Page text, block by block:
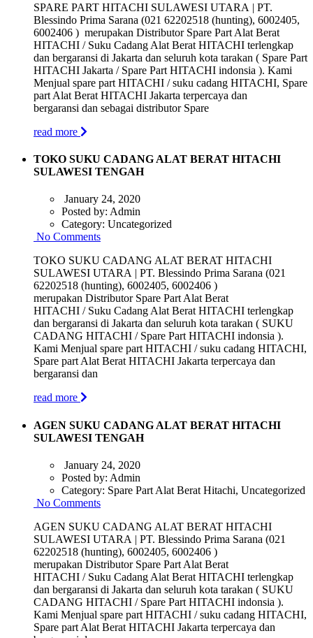
SPARE PART HITACHI SULAWESI UTARA | PT.
Blessindo Prima Sarana (021 62202518 (hunting), 6002405,
6002406 ) merupakan Distributor Spare Part Alat Berat
HITACHI / Suku Cadang Alat Berat HITACHI terlengkap
dan bergaransi di Jakarta dan seluruh kota tarakan ( Spare Part
HITACHI Jakarta / Spare Part HITACHI indonsia ). Kami
Menjual spare part HITACHI / suku cadang HITACHI, Spare
part Alat Berat HITACHI Jakarta terpercaya dan
bergaransi dan sebagai distributor Spare
read more
TOKO SUKU CADANG ALAT BERAT HITACHI
SULAWESI TENGAH
January 24, 2020
Posted by: Admin
Category: Uncategorized
No Comments
TOKO SUKU CADANG ALAT BERAT HITACHI
SULAWESI UTARA | PT. Blessindo Prima Sarana (021
62202518 (hunting), 6002405, 6002406 )
merupakan Distributor Spare Part Alat Berat
HITACHI / Suku Cadang Alat Berat HITACHI terlengkap
dan bergaransi di Jakarta dan seluruh kota tarakan ( SUKU
CADANG HITACHI / Spare Part HITACHI indonsia ).
Kami Menjual spare part HITACHI / suku cadang HITACHI,
Spare part Alat Berat HITACHI Jakarta terpercaya dan
bergaransi dan
read more
AGEN SUKU CADANG ALAT BERAT HITACHI
SULAWESI TENGAH
January 24, 2020
Posted by: Admin
Category: Spare Part Alat Berat Hitachi, Uncategorized
No Comments
AGEN SUKU CADANG ALAT BERAT HITACHI
SULAWESI UTARA | PT. Blessindo Prima Sarana (021
62202518 (hunting), 6002405, 6002406 )
merupakan Distributor Spare Part Alat Berat
HITACHI / Suku Cadang Alat Berat HITACHI terlengkap
dan bergaransi di Jakarta dan seluruh kota tarakan ( SUKU
CADANG HITACHI / Spare Part HITACHI indonsia ).
Kami Menjual spare part HITACHI / suku cadang HITACHI,
Spare part Alat Berat HITACHI Jakarta terpercaya dan